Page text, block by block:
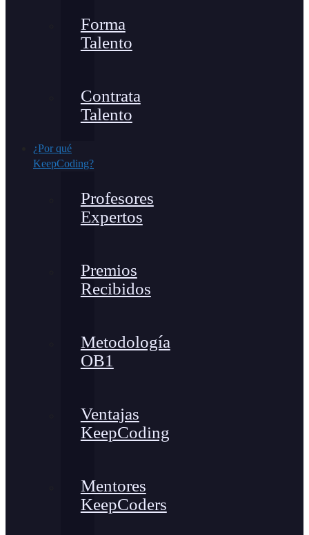
Forma
Talento
Contrata
Talento
¿Por qué
KeepCoding?
Profesores
Expertos
Premios
Recibidos
Metodología
OB1
Ventajas
KeepCoding
Mentores
KeepCoders